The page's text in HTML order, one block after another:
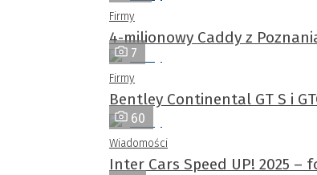
Firmy
4-milionowy Caddy z
7
Firmy
Bentley Continental GT S i
60
Wiadomości
Inter Cars Speed UP! 2025 –